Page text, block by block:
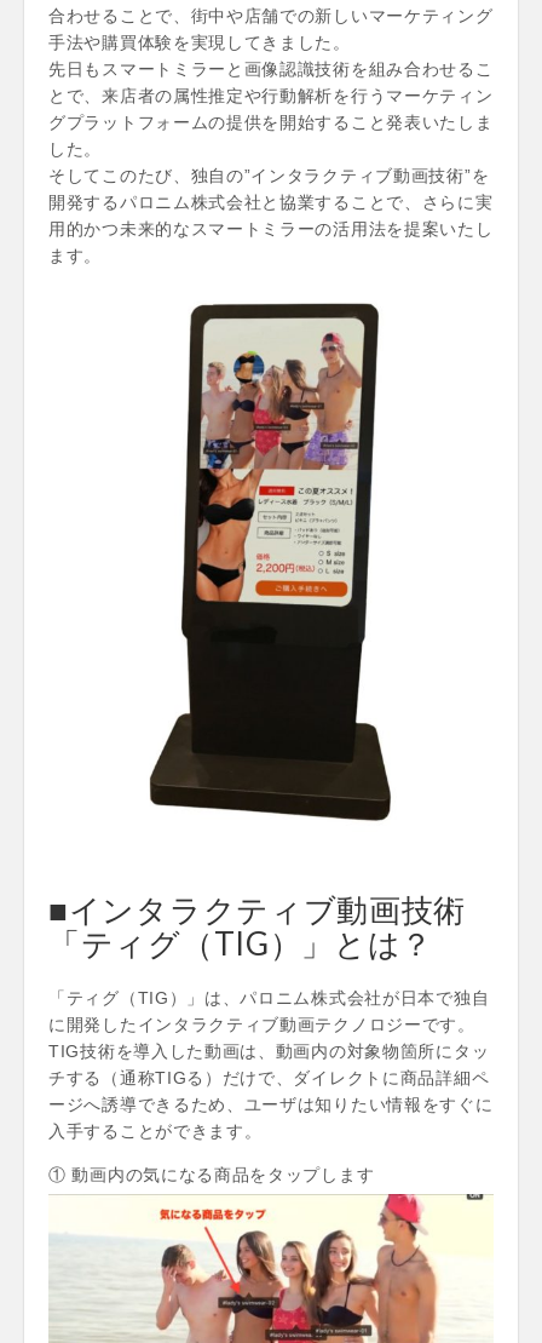
合わせることで、街中や店舗での新しいマーケティング
手法や購買体験を実現してきました。
先日もスマートミラーと画像認識技術を組み合わせるこ
とで、来店者の属性推定や行動解析を行うマーケティン
グプラットフォームの提供を開始すること発表いたしま
した。
そしてこのたび、独自の”インタラクティブ動画技術”を
開発するパロニム株式会社と協業することで、さらに実
用的かつ未来的なスマートミラーの活用法を提案いたし
ます。
■インタラクティブ動画技術
「ティグ（TIG）」とは？
「ティグ（TIG）」は、パロニム株式会社が日本で独自
に開発したインタラクティブ動画テクノロジーです。
TIG技術を導入した動画は、動画内の対象物箇所にタッ
チする（通称TIGる）だけで、ダイレクトに商品詳細ペ
ージへ誘導できるため、ユーザは知りたい情報をすぐに
入手することができます。
① 動画内の気になる商品をタップします